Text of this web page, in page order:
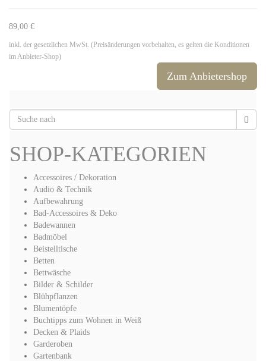
89,00 €
inkl. der gesetzlichen MwSt. (Preisänderungen vorbehalten, es gelten die Konditionen
im Anbieter-Shop)
Zum Anbietershop
SHOP-KATEGORIEN
Accessoires / Dekoration
Audio & Technik
Aufbewahrung
Bad-Accessoires & Deko
Badewannen
Badmöbel
Beistelltische
Betten
Bettwäsche
Bilder & Schilder
Blühpflanzen
Blumentöpfe
Buchtipps zum Wohnen in Weiß
Decken & Plaids
Garderoben
Gartenbank